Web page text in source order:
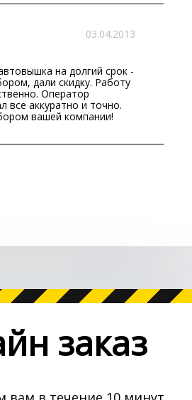
03.04.2013
на долгий срок -
дали скидку. Работу
Оператор
все аккуратно и точно.
вашей компании!
заказ